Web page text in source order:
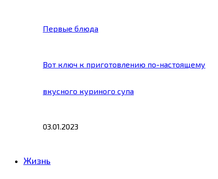
Первые блюда
Вот ключ к приготовлению по-настоящему
вкусного куриного супа
03.01.2023
Жизнь